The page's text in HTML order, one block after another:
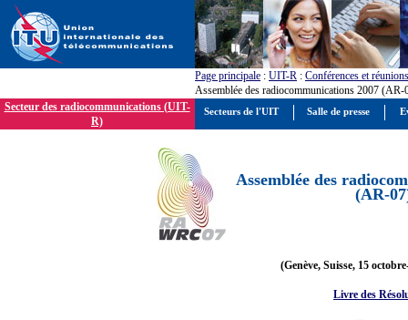
Page principale : UIT-R : Conférences et réunions
Assemblée des radiocommunications 2007 (AR-
Secteur des radiocommunications (UIT-
R)
Assemblée des
(AR-
(Genève, Suisse, 15
Livre des
Secteurs de l'UIT Salle de presse